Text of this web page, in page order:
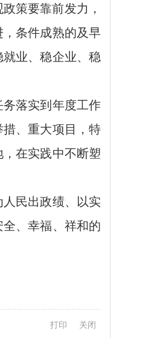
策要靠前发力，
条件成熟的及早
业、稳企业、稳
落实到年度工作
、重大项目，特
在实践中不断塑
民出政绩、以实
、幸福、祥和的
打印 关闭